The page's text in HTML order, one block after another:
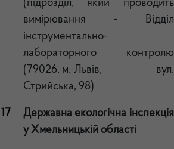
(підрозділ, який проводить
вимірювання - Відділ
інструментально-
лабораторного контролю
(79026, м. Львів, вул.
Стрийська, 98)
17
Державна екологічна інспекція
у Хмельницькій області